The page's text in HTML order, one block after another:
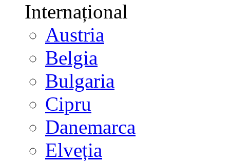
Internațional
Austria
Belgia
Bulgaria
Cipru
Danemarca
Elveția